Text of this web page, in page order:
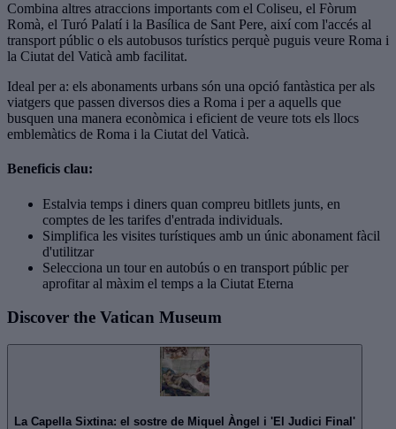
Combina altres atraccions importants com el Coliseu, el Fòrum
Romà, el Turó Palatí i la Basílica de Sant Pere, així com l'accés al
transport públic o els autobusos turístics perquè puguis veure Roma i
la Ciutat del Vaticà amb facilitat.
Ideal per a: els abonaments urbans són una opció fantàstica per als
viatgers que passen diversos dies a Roma i per a aquells que
busquen una manera econòmica i eficient de veure tots els llocs
emblemàtics de Roma i la Ciutat del Vaticà.
Beneficis clau:
Estalvia temps i diners quan compreu bitllets junts, en
comptes de les tarifes d'entrada individuals.
Simplifica les visites turístiques amb un únic abonament fàcil
d'utilitzar
Selecciona un tour en autobús o en transport públic per
aprofitar al màxim el temps a la Ciutat Eterna
Discover the Vatican Museum
La Capella Sixtina: el sostre de Miquel Àngel i 'El Judici Final'